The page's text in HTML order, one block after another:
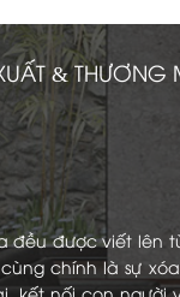
&
đều được viết lên
chính là sự